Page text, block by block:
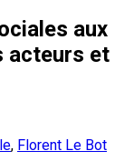
aux
acteurs et
, Florent Le Bot